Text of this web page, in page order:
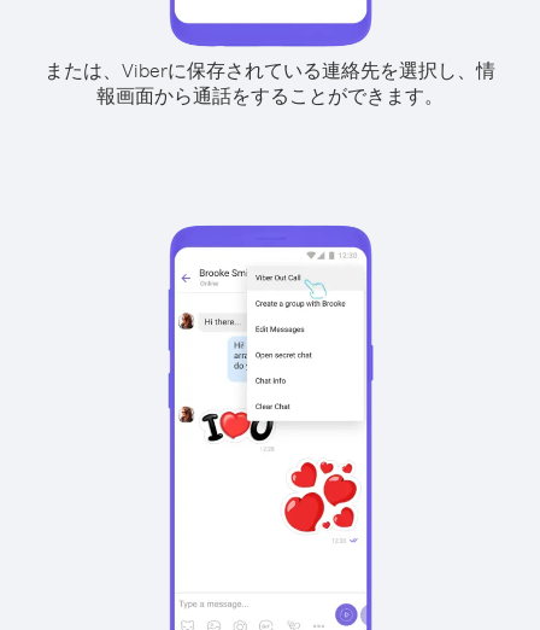
または、Viberに保存されている連絡先を選択し、情
報画面から通話をすることができます。